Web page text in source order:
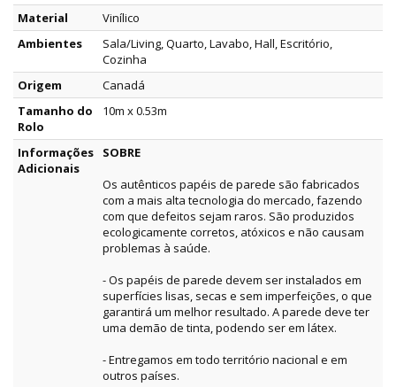
Material
Vinílico
Ambientes
Sala/Living, Quarto, Lavabo, Hall, Escritório,
Cozinha
Origem
Canadá
Tamanho do
Rolo
10m x 0.53m
Informações
Adicionais
SOBRE
Os autênticos papéis de parede são fabricados
com a mais alta tecnologia do mercado, fazendo
com que defeitos sejam raros. São produzidos
ecologicamente corretos, atóxicos e não causam
problemas à saúde.
- Os papéis de parede devem ser instalados em
superfícies lisas, secas e sem imperfeições, o que
garantirá um melhor resultado. A parede deve ter
uma demão de tinta, podendo ser em látex.
- Entregamos em todo território nacional e em
outros países.